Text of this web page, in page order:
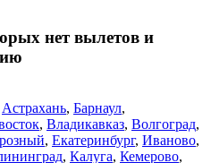
нет вылетов и
Астрахань, Барнаул,
, Владикавказ, Волгоград,
, Екатеринбург, Иваново,
, Калуга, Кемерово,